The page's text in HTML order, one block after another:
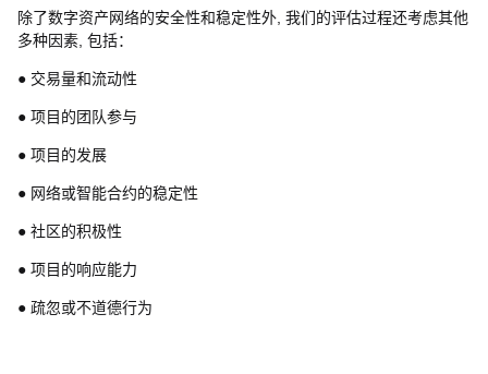
除了数字资产网络的安全性和稳定性外, 我们的评估过程还考虑其他
多种因素, 包括：
● 交易量和流动性
● 项目的团队参与
● 项目的发展
● 网络或智能合约的稳定性
● 社区的积极性
● 项目的响应能力
● 疏忽或不道德行为